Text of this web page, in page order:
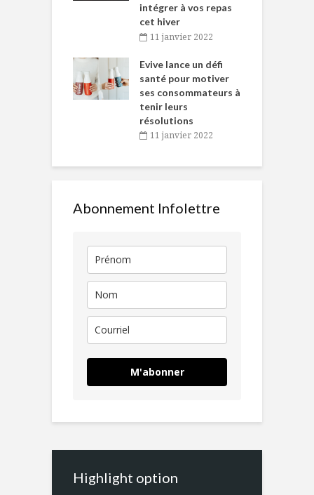
intégrer à vos repas
cet hiver
11 janvier 2022
Evive lance un défi
santé pour motiver
ses consommateurs à
tenir leurs
résolutions
11 janvier 2022
Abonnement Infolettre
M'abonner
Highlight option